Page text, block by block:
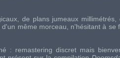
de plans jumeaux
d'un même morceau, n'hésitant à se
: remasteringdiscret mais